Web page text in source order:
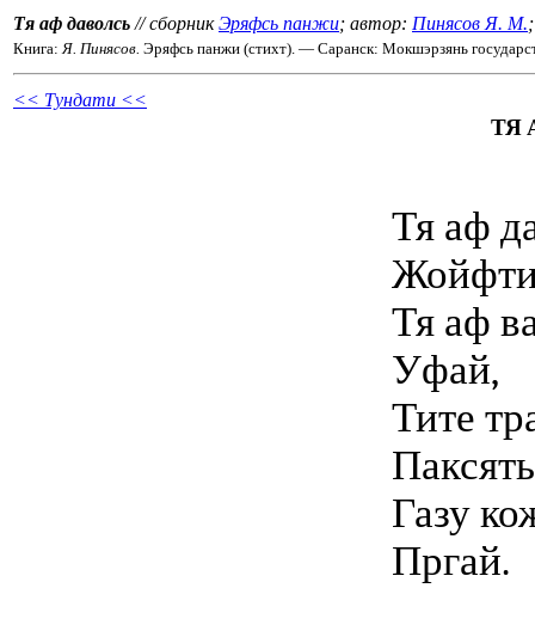
Тя аф даволсь // сборникЭряфсь панжи; автор: Пинясов Я. М.
Книга:Я. Пинясов. Эряфсь панжи (стихт). — Саранск: Мокшэрзянь
<< Тундати <<
ТЯ
Тя аф
Тя аф
Уфай,
Тите
Газу
Пргай.